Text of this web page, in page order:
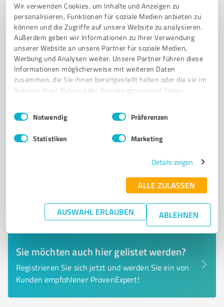
Wir verwenden Cookies, um Inhalte und Anzeigen zu
personalisieren, Funktionen für soziale Medien anbieten zu
können und die Zugriffe auf unsere Website zu analysieren.
Außerdem geben wir Informationen zu Ihrer Verwendung
unserer Website an unsere Partner für soziale Medien,
Werbung und Analysen weiter. Unsere Partner führen diese
Informationen möglicherweise mit weiteren Daten
zusammen, die Sie ihnen bereitgestellt haben oder die sie im
Rahmen Ihrer Nutzung der Dienste gesammelt haben.
Impressum Datenschutzbestimmungen
Einwilligungsauswahl
Notwendig Präferenzen
Statistiken Marketing
Details zeigen
ALLE ZULASSEN
AUSWAHL ERLAUBEN ABLEHNEN
VORWEGGENOMMENE ERBFOLGE PATIENTENVERFÜGUNG VOLLMACHT
VERMÖGENSNACHFOLGE ERBSCHAFTSTEUER OPTIMIEREN
FAMILIENGESELLSCHAFTEN STIFTUNG
Kleine Hohl 45, 55263 Ingelheim am Rhein
Tel. +49 6132 4220999
info@leonie-lehrmann.de
www.leonie-lehrmann.de/
4,74 / 5,00
Bewertungen
Sie möchten auch hier gelistet werden?
Registrieren Sie sich jetzt und werden Sie ein von
Kunden empfohlener ProvenExpert!